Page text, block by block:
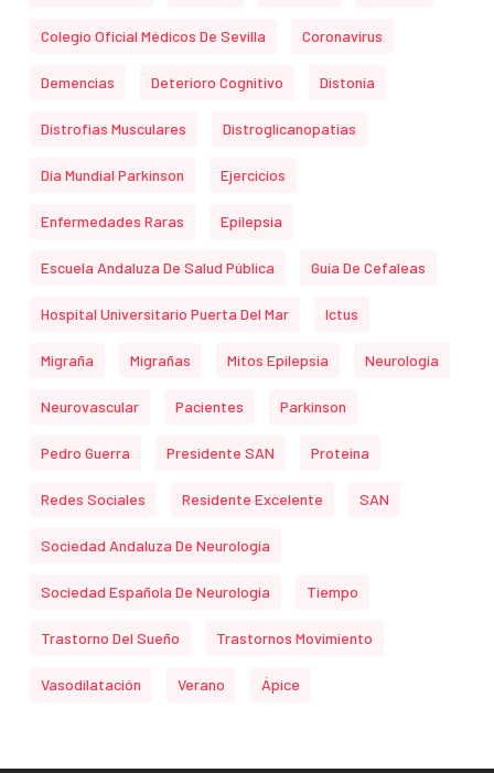
Colegio Oficial Médicos De Sevilla Coronavirus
Demencias Deterioro Cognitivo Distonía
Distrofias Musculares Distroglicanopatias
Día Mundial Parkinson Ejercicios
Enfermedades Raras Epilepsia
Escuela Andaluza De Salud Pública Guía De Cefaleas
Hospital Universitario Puerta Del Mar Ictus
Migraña Migrañas Mitos Epilepsia Neurología
Neurovascular Pacientes Parkinson
Pedro Guerra Presidente SAN Proteina
Redes Sociales Residente Excelente SAN
Sociedad Andaluza De Neurología
Sociedad Española De Neurología Tiempo
Trastorno Del Sueño Trastornos Movimiento
Vasodilatación Verano Ápice